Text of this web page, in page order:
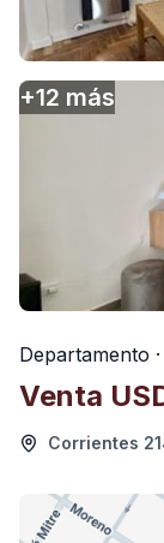
+12 más
Departamento
Venta
Corrientes